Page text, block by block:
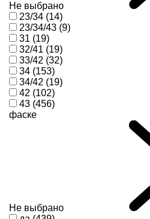
Не выбрано
23/34 (14)
23/34/43 (9)
31 (19)
32/41 (19)
33/42 (32)
34 (153)
34/42 (19)
42 (102)
43 (456)
фаске
Не выбрано